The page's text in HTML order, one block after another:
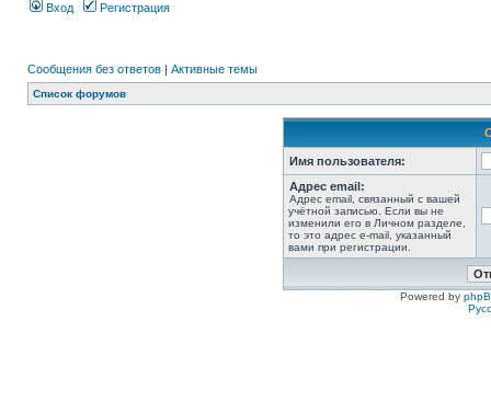
Вход Регистрация
Сообщения без ответов | Активные темы
Список форумов
Имя пользователя:
Адрес email:
Адрес email, связанный с вашей
учётной записью. Если вы не
изменили его в Личном разделе,
то это адрес e-mail, указанный
вами при регистрации.
Powered by